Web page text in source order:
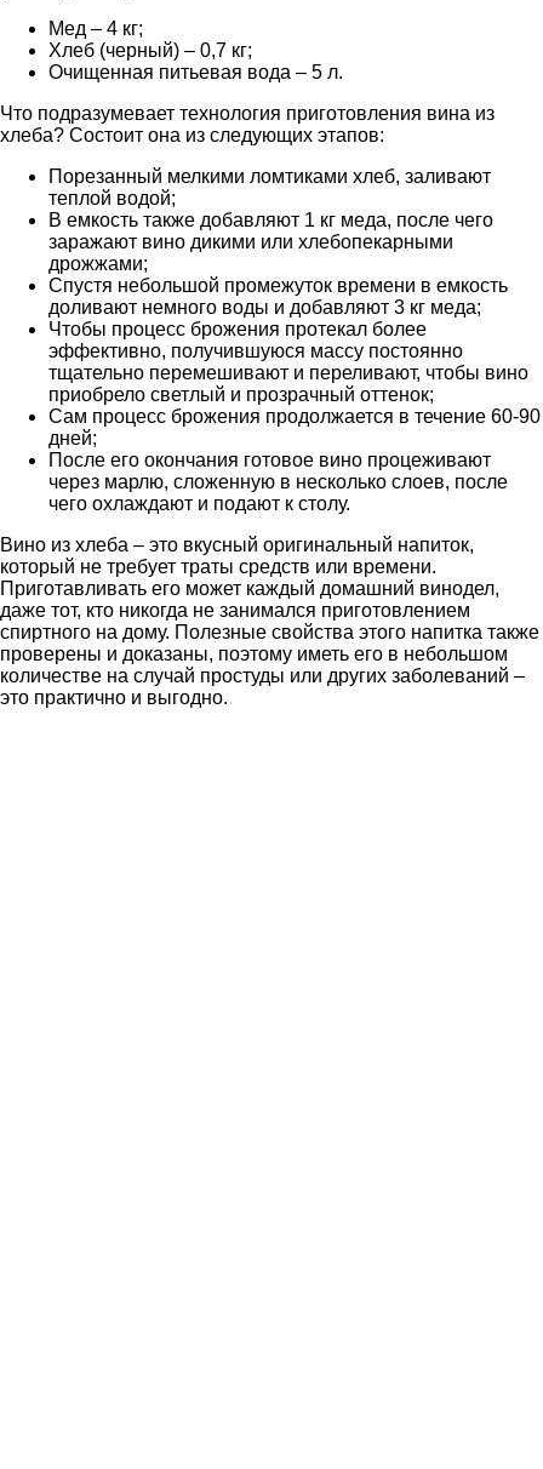
Мед – 4 кг;
Хлеб (черный) – 0,7 кг;
Очищенная питьевая вода – 5 л.
Что подразумевает технология приготовления вина из
хлеба? Состоит она из следующих этапов:
Порезанный мелкими ломтиками хлеб, заливают
теплой водой;
В емкость также добавляют 1 кг меда, после чего
заражают вино дикими или хлебопекарными
дрожжами;
Спустя небольшой промежуток времени в емкость
доливают немного воды и добавляют 3 кг меда;
Чтобы процесс брожения протекал более
эффективно, получившуюся массу постоянно
тщательно перемешивают и переливают, чтобы вино
приобрело светлый и прозрачный оттенок;
Сам процесс брожения продолжается в течение 60-90
дней;
После его окончания готовое вино процеживают
через марлю, сложенную в несколько слоев, после
чего охлаждают и подают к столу.
Вино из хлеба – это вкусный оригинальный напиток,
который не требует траты средств или времени.
Приготавливать его может каждый домашний винодел,
даже тот, кто никогда не занимался приготовлением
спиртного на дому. Полезные свойства этого напитка также
проверены и доказаны, поэтому иметь его в небольшом
количестве на случай простуды или других заболеваний –
это практично и выгодно.